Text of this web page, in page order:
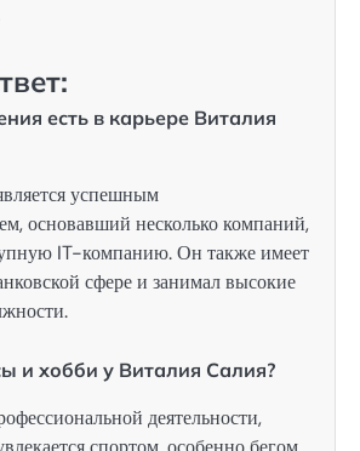
есть в карьере Виталия
успешным
основавший несколько компаний,
IT-компанию. Он также имеет
сфере и занимал высокие
и хобби у Виталия Салия?
деятельности,